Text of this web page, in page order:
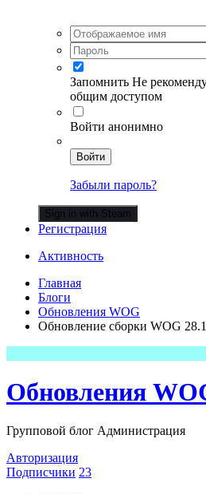
Запомнить Не
общим доступом
Войти анонимно
Войти
Забыли пароль?
Sign in with Steam
Регистрация
Активность
Главная
Блоги
Обновления WOG
Обновление сборки WOG
Обновления
Групповой блог Администрация
Авторизация
Подписчики 23